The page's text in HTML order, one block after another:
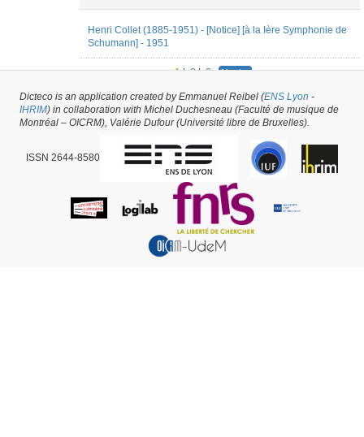
Henri Collet (1885-1951) - [Notice] [à la Ière Symphonie de
Schumann] - 1951
1 | 2 | 3 Next »
81results
Dicteco is an application created by Emmanuel Reibel (ENS Lyon -
IHRIM) in collaboration with Michel Duchesneau (Faculté de musique de
Montréal – OICRM), Valérie Dufour (Université libre de Bruxelles).
ISSN 2644-8580